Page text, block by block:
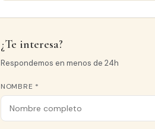
¿Te interesa?
Respondemos en menos de 24h
NOMBRE *